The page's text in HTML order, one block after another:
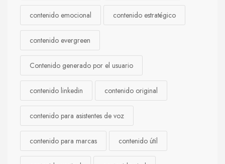
contenido emocional contenido estratégico
contenido evergreen
Contenido generado por el usuario
contenido linkedin contenido original
contenido para asistentes de voz
contenido para marcas contenido útil